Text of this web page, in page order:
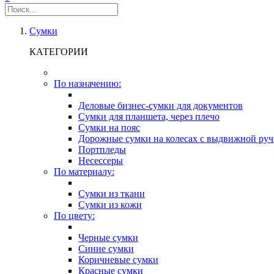
Сумки
КАТЕГОРИИ
По назначению:
Деловые бизнес-сумки для документов
Сумки для планшета, через плечо
Сумки на пояс
Дорожные сумки на колесах с выдвижной
Портпледы
Несессеры
По материалу:
Сумки из ткани
Сумки из кожи
По цвету:
Черные сумки
Синие сумки
Коричневые сумки
Красные сумки